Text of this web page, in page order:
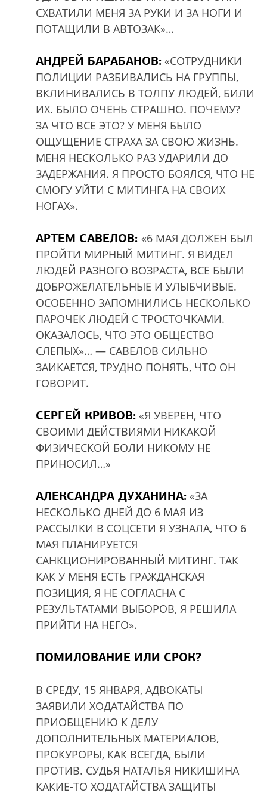
СХВАТИЛИ МЕНЯ ЗА РУКИ И ЗА НОГИ И
ПОТАЩИЛИ В АВТОЗАК»…
АНДРЕЙ БАРАБАНОВ: «СОТРУДНИКИ
ПОЛИЦИИ РАЗБИВАЛИСЬ НА ГРУППЫ,
ВКЛИНИВАЛИСЬ В ТОЛПУ ЛЮДЕЙ, БИЛИ
ИХ. БЫЛО ОЧЕНЬ СТРАШНО. ПОЧЕМУ?
ЗА ЧТО ВСЕ ЭТО? У МЕНЯ БЫЛО
ОЩУЩЕНИЕ СТРАХА ЗА СВОЮ ЖИЗНЬ.
МЕНЯ НЕСКОЛЬКО РАЗ УДАРИЛИ ДО
ЗАДЕРЖАНИЯ. Я ПРОСТО БОЯЛСЯ, ЧТО НЕ
СМОГУ УЙТИ С МИТИНГА НА СВОИХ
НОГАХ».
АРТЕМ САВЕЛОВ: «6 МАЯ ДОЛЖЕН БЫЛ
ПРОЙТИ МИРНЫЙ МИТИНГ. Я ВИДЕЛ
ЛЮДЕЙ РАЗНОГО ВОЗРАСТА, ВСЕ БЫЛИ
ДОБРОЖЕЛАТЕЛЬНЫЕ И УЛЫБЧИВЫЕ.
ОСОБЕННО ЗАПОМНИЛИСЬ НЕСКОЛЬКО
ПАРОЧЕК ЛЮДЕЙ С ТРОСТОЧКАМИ.
ОКАЗАЛОСЬ, ЧТО ЭТО ОБЩЕСТВО
СЛЕПЫХ»… — САВЕЛОВ СИЛЬНО
ЗАИКАЕТСЯ, ТРУДНО ПОНЯТЬ, ЧТО ОН
ГОВОРИТ.
СЕРГЕЙ КРИВОВ: «Я УВЕРЕН, ЧТО
СВОИМИ ДЕЙСТВИЯМИ НИКАКОЙ
ФИЗИЧЕСКОЙ БОЛИ НИКОМУ НЕ
ПРИНОСИЛ…»
АЛЕКСАНДРА ДУХАНИНА: «ЗА
НЕСКОЛЬКО ДНЕЙ ДО 6 МАЯ ИЗ
РАССЫЛКИ В СОЦСЕТИ Я УЗНАЛА, ЧТО 6
МАЯ ПЛАНИРУЕТСЯ
САНКЦИОНИРОВАННЫЙ МИТИНГ. ТАК
КАК У МЕНЯ ЕСТЬ ГРАЖДАНСКАЯ
ПОЗИЦИЯ, Я НЕ СОГЛАСНА С
РЕЗУЛЬТАТАМИ ВЫБОРОВ, Я РЕШИЛА
ПРИЙТИ НА НЕГО».
ПОМИЛОВАНИЕ ИЛИ СРОК?
В СРЕДУ, 15 ЯНВАРЯ, АДВОКАТЫ
ЗАЯВИЛИ ХОДАТАЙСТВА ПО
ПРИОБЩЕНИЮ К ДЕЛУ
ДОПОЛНИТЕЛЬНЫХ МАТЕРИАЛОВ,
ПРОКУРОРЫ, КАК ВСЕГДА, БЫЛИ
ПРОТИВ. СУДЬЯ НАТАЛЬЯ НИКИШИНА
КАКИЕ-ТО ХОДАТАЙСТВА ЗАЩИТЫ